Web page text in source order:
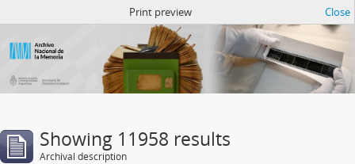
Print preview Close
Showing 11958 results
Archival description